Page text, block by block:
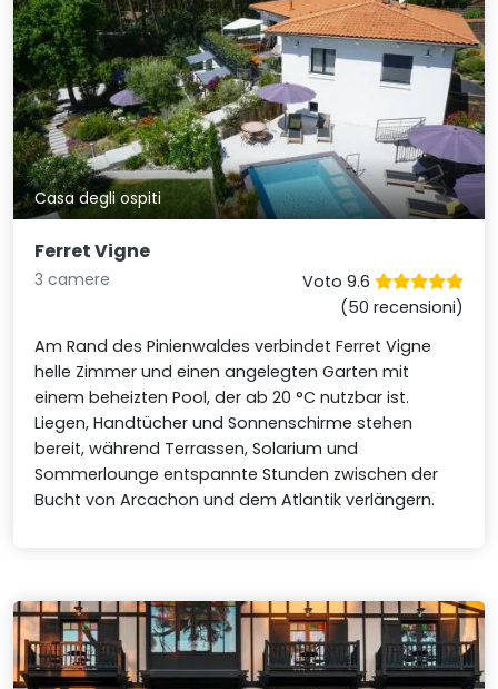
Casa degli ospiti
Ferret Vigne
3 camere
Voto 9.6
(50 recensioni)
Am Rand des Pinienwaldes verbindet Ferret Vigne
helle Zimmer und einen angelegten Garten mit
einem beheizten Pool, der ab 20 °C nutzbar ist.
Liegen, Handtücher und Sonnenschirme stehen
bereit, während Terrassen, Solarium und
Sommerlounge entspannte Stunden zwischen der
Bucht von Arcachon und dem Atlantik verlängern.